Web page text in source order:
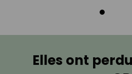
Elles ont